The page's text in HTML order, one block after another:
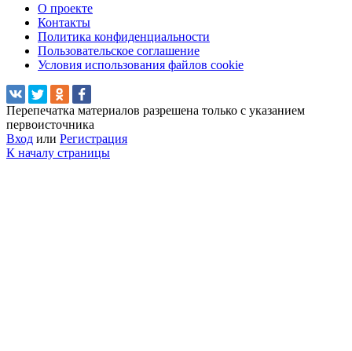
О проекте
Контакты
Политика конфиденциальности
Пользовательское соглашение
Условия использования файлов cookie
Перепечатка материалов разрешена только с указанием
первоисточника
Вход или Регистрация
К началу страницы